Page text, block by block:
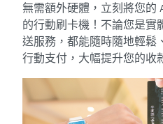
無需額外硬體，立刻將您的
的行動刷卡機！不論您是實
送服務，都能隨時隨地輕鬆
行動支付，大幅提升您的收